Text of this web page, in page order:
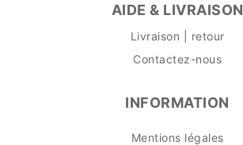
AIDE & LIVRAISON
Livraison | retour
Contactez-nous
INFORMATION
Mentions légales